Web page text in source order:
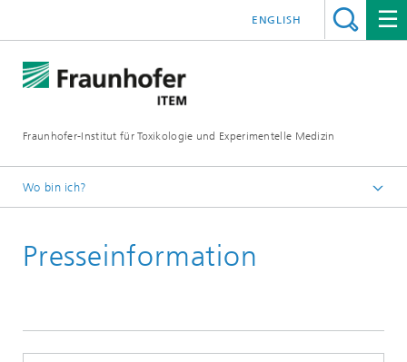
Fraunhofer-Institut für Toxikologie und Experimentelle Medizin
ENGLISH
Wo bin ich?
Presse und Medien
Presseinformation